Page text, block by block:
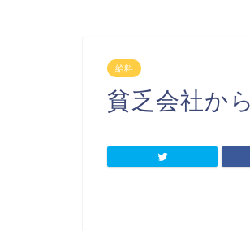
給料
貧乏会社か